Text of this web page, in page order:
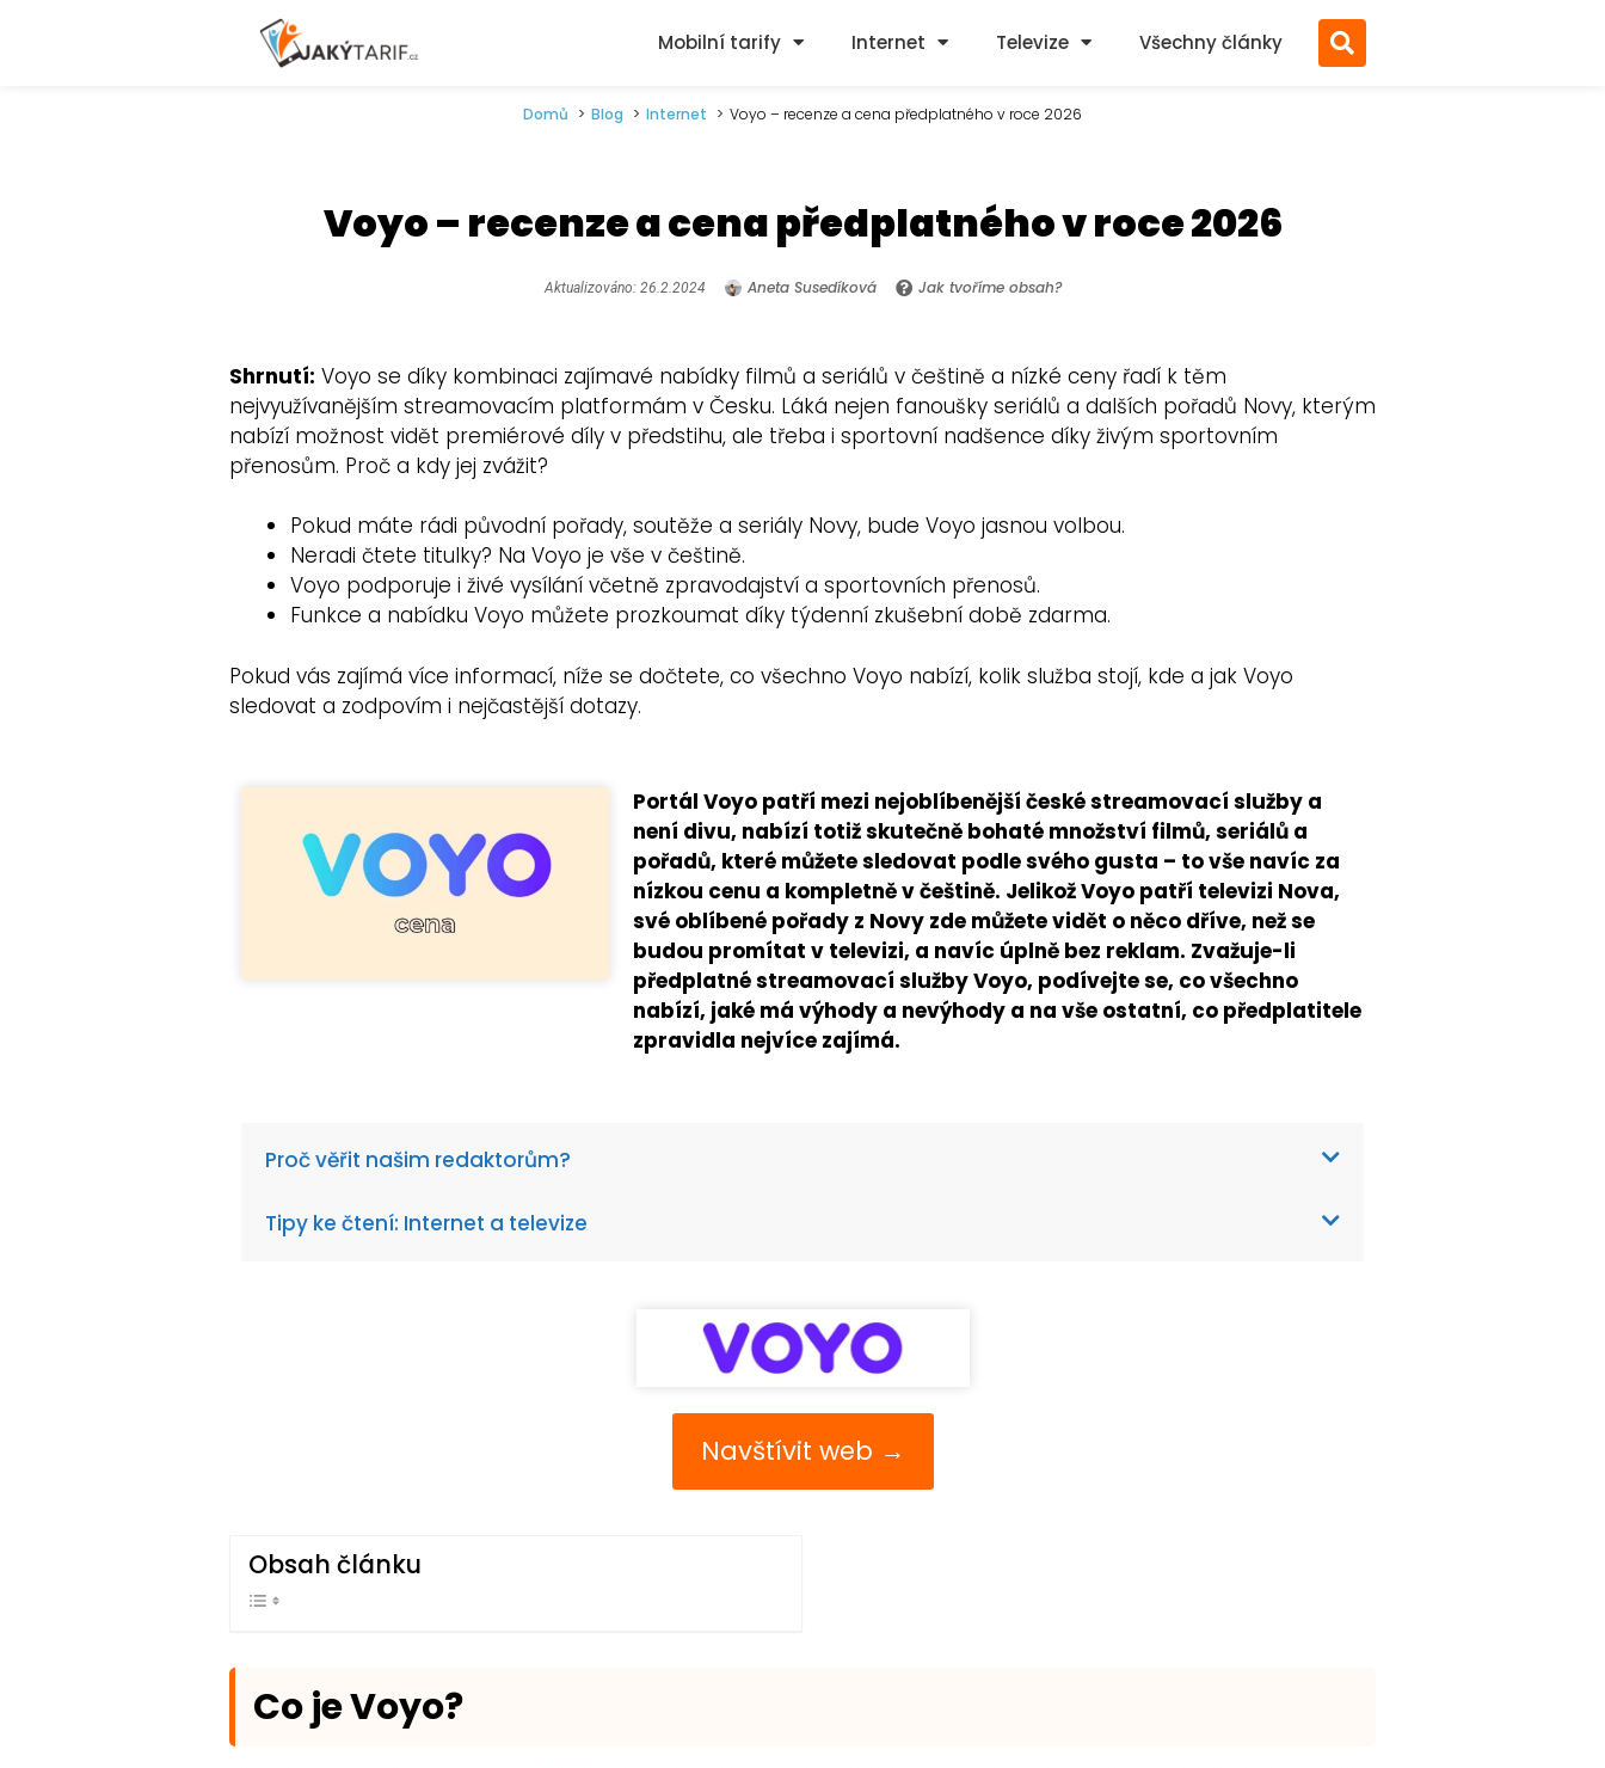
Mobilní tarify Internet Televize Všechny články
Domů Blog Internet Voyo – recenze a cena předplatného v roce 2026
Voyo – recenze a cena předplatného v roce 2026
Aktualizováno: 26.2.2024 Aneta Susedíková Jak tvoříme obsah?
Shrnutí: Voyo se díky kombinaci zajímavé nabídky filmů a seriálů v češtině a nízké ceny řadí k těm
nejvyužívanějším streamovacím platformám v Česku. Láká nejen fanoušky seriálů a dalších pořadů Novy, kterým
nabízí možnost vidět premiérové díly v předstihu, ale třeba i sportovní nadšence díky živým sportovním
přenosům. Proč a kdy jej zvážit?
Pokud máte rádi původní pořady, soutěže a seriály Novy, bude Voyo jasnou volbou.
Neradi čtete titulky? Na Voyo je vše v češtině.
Voyo podporuje i živé vysílání včetně zpravodajství a sportovních přenosů.
Funkce a nabídku Voyo můžete prozkoumat díky týdenní zkušební době zdarma.
Pokud vás zajímá více informací, níže se dočtete, co všechno Voyo nabízí, kolik služba stojí, kde a jak Voyo
sledovat a zodpovím i nejčastější dotazy.
Portál Voyo patří mezi nejoblíbenější české streamovací služby a
není divu, nabízí totiž skutečně bohaté množství filmů, seriálů a
pořadů, které můžete sledovat podle svého gusta –⁠ to vše navíc za
nízkou cenu a kompletně v češtině. Jelikož Voyo patří televizi Nova,
své oblíbené pořady z Novy zde můžete vidět o něco dříve, než se
budou promítat v televizi, a navíc úplně bez reklam. Zvažuje-li
předplatné streamovací služby Voyo, podívejte se, co všechno
nabízí, jaké má výhody a nevýhody a na vše ostatní, co předplatitele
zpravidla nejvíce zajímá.
Proč věřit našim redaktorům?
Tipy ke čtení: Internet a televize
Navštívit web →
Obsah článku
Co je Voyo?